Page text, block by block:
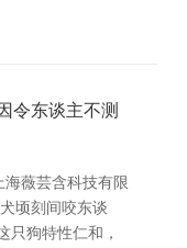
令东谈主不测
薇芸含科技有限
顷刻间咬东谈
只狗特性仁和，